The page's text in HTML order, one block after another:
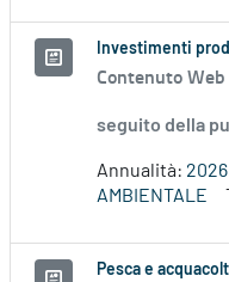
Investimenti
Contenuto
seguito della
Annualità: 2026
AMBIENTALE
Pesca e